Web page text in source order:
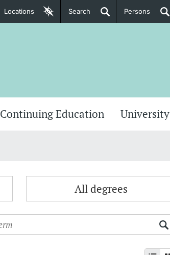
Locations Search Persons
Continuing Education University
All degrees